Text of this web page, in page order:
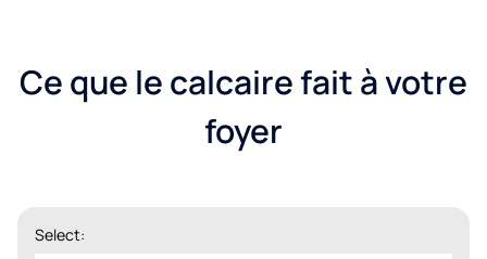
Ce que le calcaire fait à votre
foyer
Select: